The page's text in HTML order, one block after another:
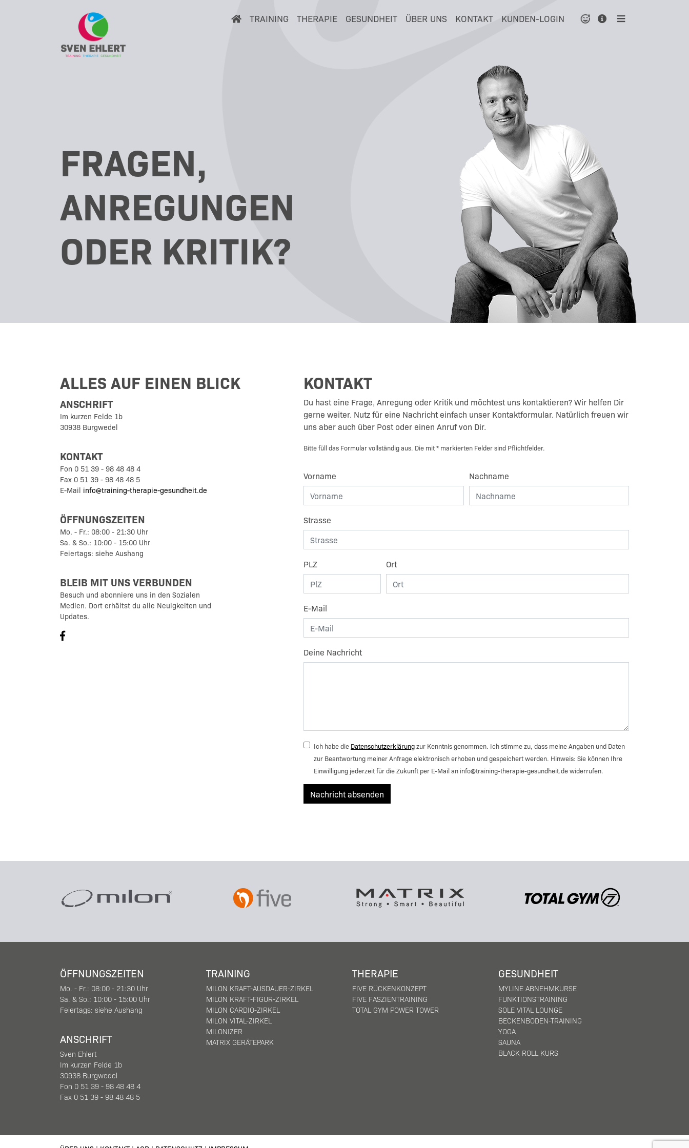
TRAINING THERAPIE GESUNDHEIT ÜBER UNS KONTAKT KUNDEN-LOGIN
FRAGEN,
ANREGUNGEN
ODER KRITIK?
ALLES AUF EINEN BLICK
ANSCHRIFT
Im kurzen Felde 1b
30938 Burgwedel
KONTAKT
Fon 0 51 39 - 98 48 48 4
Fax 0 51 39 - 98 48 48 5
E-Mail info@training-therapie-gesundheit.de
ÖFFNUNGSZEITEN
Mo. - Fr.: 08:00 - 21:30 Uhr
Sa. & So.: 10:00 - 15:00 Uhr
Feiertags: siehe Aushang
BLEIB MIT UNS VERBUNDEN
Besuch und abonniere uns in den Sozialen
Medien. Dort erhältst du alle Neuigkeiten und
Updates.
KONTAKT
Du hast eine Frage, Anregung oder Kritik und möchtest uns kontaktieren? Wir helfen Dir
gerne weiter. Nutz für eine Nachricht einfach unser Kontaktformular. Natürlich freuen wir
uns aber auch über Post oder einen Anruf von Dir.
Bitte füll das Formular vollständig aus. Die mit * markierten Felder sind Pflichtfelder.
Vorname Nachname
Strasse
PLZ Ort
E-Mail
Deine Nachricht
Ich habe die Datenschutzerklärungzur Kenntnis genommen. Ich stimme zu, dass meine Angaben und Daten
zur Beantwortung meiner Anfrage elektronisch erhoben und gespeichert werden. Hinweis: Sie können Ihre
Einwilligung jederzeit für die Zukunft per E-Mail an info@training-therapie-gesundheit.de widerrufen.
Nachricht absenden
ÖFFNUNGSZEITEN
Mo. - Fr.: 08:00 - 21:30 Uhr
Sa. & So.: 10:00 - 15:00 Uhr
Feiertags: siehe Aushang
ANSCHRIFT
Sven Ehlert
Im kurzen Felde 1b
30938 Burgwedel
Fon 0 51 39 - 98 48 48 4
Fax 0 51 39 - 98 48 48 5
TRAINING
MILON KRAFT-AUSDAUER-ZIRKEL
MILON KRAFT-FIGUR-ZIRKEL
MILON CARDIO-ZIRKEL
MILON VITAL-ZIRKEL
MILONIZER
MATRIX GERÄTEPARK
THERAPIE
FIVE RÜCKENKONZEPT
FIVE FASZIENTRAINING
TOTAL GYM POWER TOWER
GESUNDHEIT
MYLINE ABNEHMKURSE
FUNKTIONSTRAINING
SOLE VITAL LOUNGE
BECKENBODEN-TRAINING
YOGA
SAUNA
BLACK ROLL KURS